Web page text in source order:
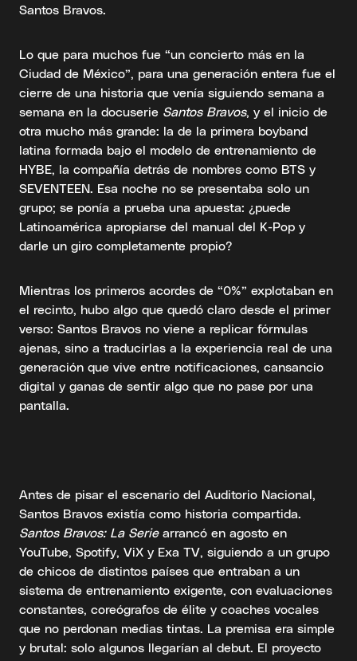
Santos Bravos.
Lo que para muchos fue “un concierto más en la
Ciudad de México”, para una generación entera fue el
cierre de una historia que venía siguiendo semana a
semana en la docuserie Santos Bravos, y el inicio de
otra mucho más grande: la de la primera boyband
latina formada bajo el modelo de entrenamiento de
HYBE, la compañía detrás de nombres como BTS y
SEVENTEEN. Esa noche no se presentaba solo un
grupo; se ponía a prueba una apuesta: ¿puede
Latinoamérica apropiarse del manual del K-Pop y
darle un giro completamente propio?
Mientras los primeros acordes de “0%” explotaban en
el recinto, hubo algo que quedó claro desde el primer
verso: Santos Bravos no viene a replicar fórmulas
ajenas, sino a traducirlas a la experiencia real de una
generación que vive entre notificaciones, cansancio
digital y ganas de sentir algo que no pase por una
pantalla.
Antes de pisar el escenario del Auditorio Nacional,
Santos Bravos existía como historia compartida.
Santos Bravos: La Seriearrancó en agosto en
YouTube, Spotify, ViX y Exa TV, siguiendo a un grupo
de chicos de distintos países que entraban a un
sistema de entrenamiento exigente, con evaluaciones
constantes, coreógrafos de élite y coaches vocales
que no perdonan medias tintas. La premisa era simple
y brutal: solo algunos llegarían al debut. El proyecto